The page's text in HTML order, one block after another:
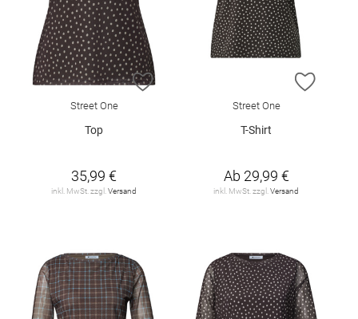
ZUR WUNSCHLISTE HINZUFÜGEN
Street One
Top
35,99 €
inkl. MwSt. zzgl. Versand
ZUR
Street One
T-Shirt
Ab 29,99 €
inkl. MwSt. zzgl. Versand